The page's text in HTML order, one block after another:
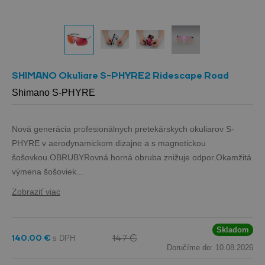
SHIMANO Okuliare S-PHYRE2 Ridescape Road
Shimano S-PHYRE
Nová generácia profesionálnych pretekárskych okuliarov S-
PHYRE v aerodynamickom dizajne a s magnetickou
šošovkou.OBRUBYRovná horná obruba znižuje odpor.Okamžitá
výmena šošoviek...
Zobraziť viac
140,00 € 147 €
Skladom
Doručíme do: 10.08.2026